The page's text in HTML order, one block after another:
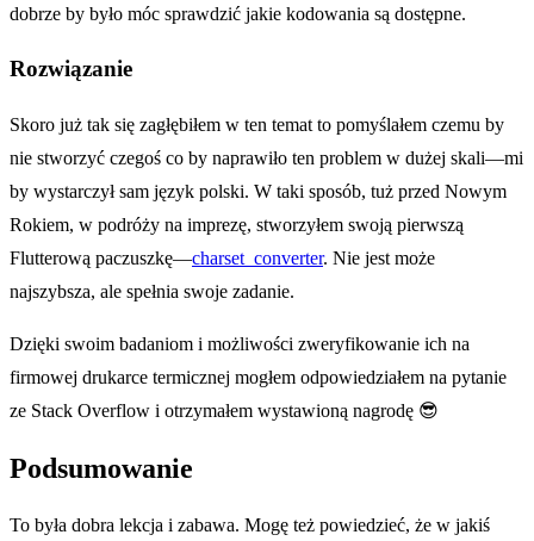
dobrze by było móc sprawdzić jakie kodowania są dostępne.
Rozwiązanie
Skoro już tak się zagłębiłem w ten temat to pomyślałem czemu by
nie stworzyć czegoś co by naprawiło ten problem w dużej skali—mi
by wystarczył sam język polski. W taki sposób, tuż przed Nowym
Rokiem, w podróży na imprezę, stworzyłem swoją pierwszą
Flutterową paczuszkę—charset_converter. Nie jest może
najszybsza, ale spełnia swoje zadanie.
Dzięki swoim badaniom i możliwości zweryfikowanie ich na
firmowej drukarce termicznej mogłem odpowiedziałem na pytanie
ze Stack Overflow i otrzymałem wystawioną nagrodę 😎
Podsumowanie
To była dobra lekcja i zabawa. Mogę też powiedzieć, że w jakiś